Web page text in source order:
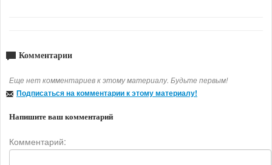
Комментарии
Еще нет комментариев к этому материалу. Будьте первым!
Подписаться на комментарии к этому материалу!
Напишите ваш комментарий
Комментарий: